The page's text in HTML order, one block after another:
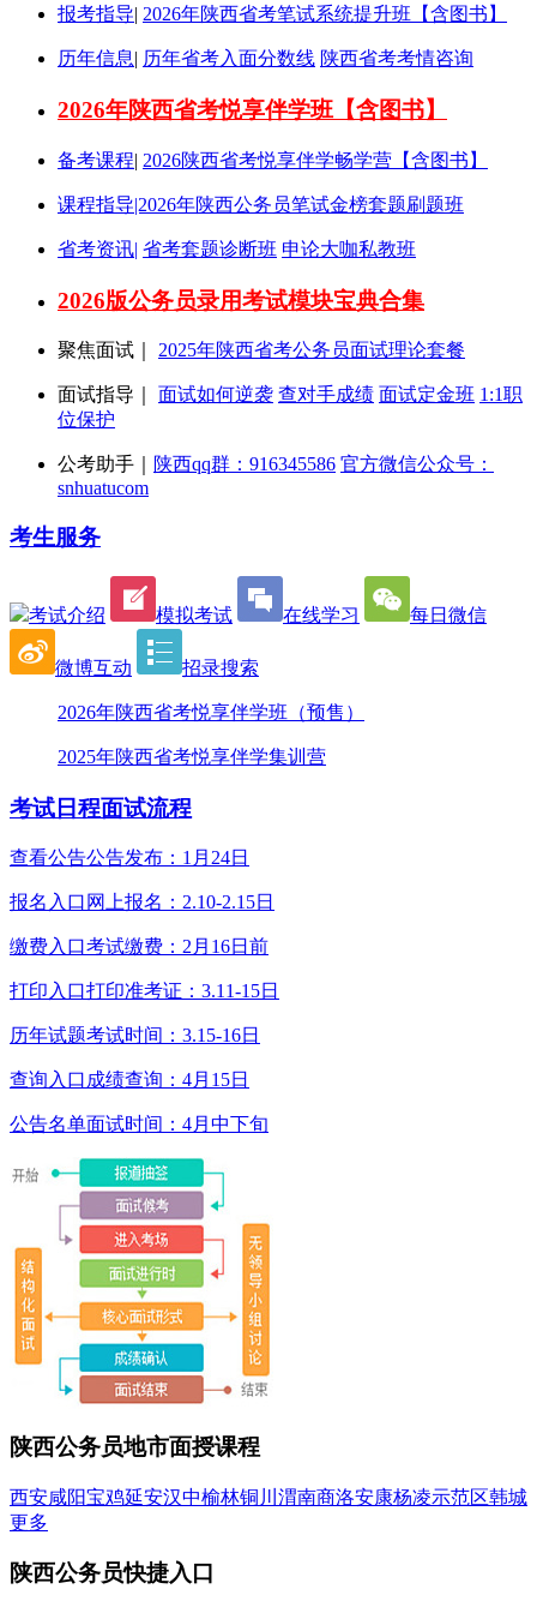
报考指导 2026年陕西省考笔试系统提升班【含图书】
历年信息 历年省考入面分数线 陕西省考考情咨询
2026年陕西省考悦享伴学班【含图书】
备考课程| 2026陕西省考悦享伴学畅学营【含图书】
课程指导|2026年陕西公务员笔试金榜套题刷题班
省考资讯| 省考套题诊断班 申论大咖私教班
2026版公务员录用考试模块宝典合集
聚焦面试｜ 2025年陕西省考公务员面试理论套餐
面试指导｜ 面试如何逆袭 查对手成绩 面试定金班 1:1职
位保护
公考助手｜ 陕西qq群：916345586 官方微信公众号：
snhuatucom
考生服务
考试介绍 模拟考试 在线学习 每日微信
微博互动 招录搜索
2026年陕西省考悦享伴学班（预售）
2025年陕西省考悦享伴学集训营
考试日程面试流程
查看公告公告发布：1月24日
报名入口 网上报名：2.10-2.15日
缴费入口考试缴费：2月16日前
打印入口打印准考证：3.11-15日
历年试题考试时间：3.15-16日
查询入口 成绩查询：4月15日
公告名单面试时间：4月中下旬
陕西公务员地市面授课程
西安咸阳宝鸡延安汉中榆林铜川 渭南商洛安康杨凌示范区韩城
更多
陕西公务员快捷入口